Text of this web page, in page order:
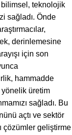
teknolojik
sağladı. Önde
derinlemesine
için son
hammadde
yönelik üretim
sağladı. Bu
açtı ve sektör
çözümler geliştirme